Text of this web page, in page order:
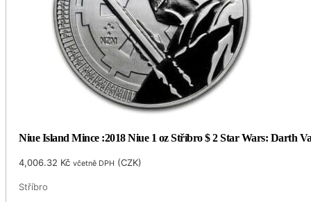
Niue Island Mince :2018 Niue 1 oz Stříbro $ 2 Star Wars: Darth
4,006.32 Kč včetně DPH (CZK)
Stříbro